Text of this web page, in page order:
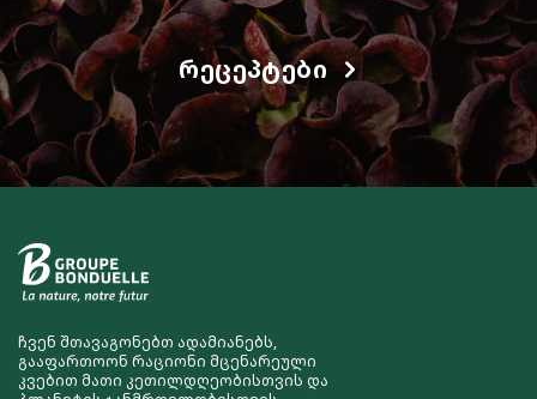
ᲠᲔᲪᲔᲞᲢᲔᲑᲘ
ჩვენ შთავაგონებთ ადამიანებს,
გააფართოონ რაციონი მცენარეული
კვებით მათი კეთილდღეობისთვის და